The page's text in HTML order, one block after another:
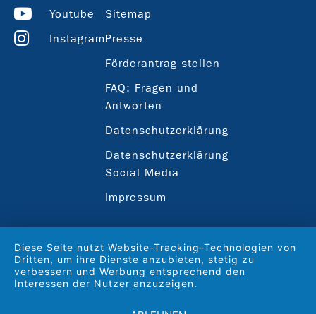
Youtube
Instagram
Sitemap
Presse
Förderantrag stellen
FAQ: Fragen und
Antworten
Datenschutzerklärung
Datenschutzerklärung
Social Media
Impressum
Diese Seite nutzt Website-Tracking-Technologien von
Dritten, um ihre Dienste anzubieten, stetig zu
verbessern und Werbung entsprechend den
Interessen der Nutzer anzuzeigen.